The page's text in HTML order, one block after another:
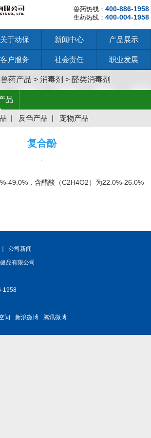
兽药热线： 400-886-1958
生药热线： 400-004-1958
关于动保 新闻中心 产品展示
客户服务 社会责任 职业发展
兽药产品 > 消毒剂 > 醛类消毒剂
品
| 反刍产品 | 宠物产品
复合酚
49.0%，含醋酸（C2H4O2）为22.0%-26.0%
公司新闻
品有限公司
1958
间 新浪微博 腾讯微博